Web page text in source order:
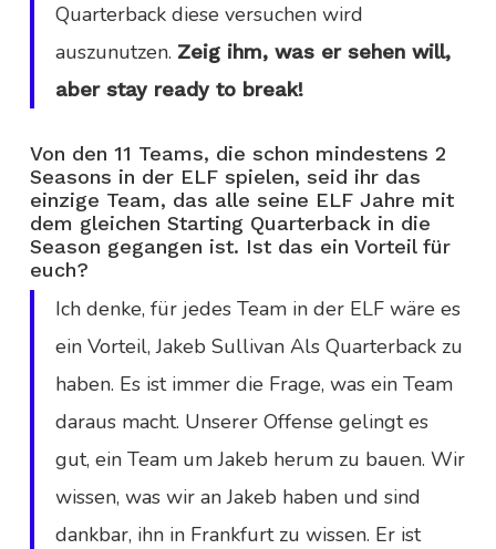
Quarterback diese versuchen wird
auszunutzen. Zeig ihm, was er sehen will,
aber stay ready to break!
Von den 11 Teams, die schon mindestens 2
Seasons in der ELF spielen, seid ihr das
einzige Team, das alle seine ELF Jahre mit
dem gleichen Starting Quarterback in die
Season gegangen ist. Ist das ein Vorteil für
euch?
Ich denke, für jedes Team in der ELF wäre es
ein Vorteil, Jakeb Sullivan Als Quarterback zu
haben. Es ist immer die Frage, was ein Team
daraus macht. Unserer Offense gelingt es
gut, ein Team um Jakeb herum zu bauen. Wir
wissen, was wir an Jakeb haben und sind
dankbar, ihn in Frankfurt zu wissen. Er ist